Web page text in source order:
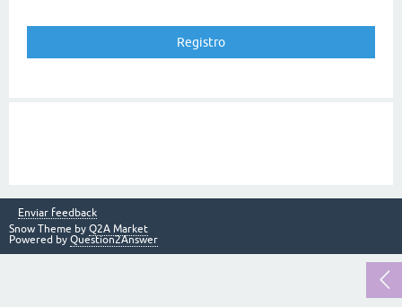
Enviar feedback
Snow Theme by Q2A Market
Powered by Question2Answer